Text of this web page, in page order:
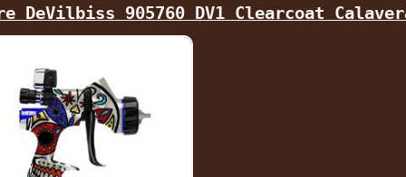
905760 DV1 Clearcoat